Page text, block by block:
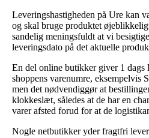
Leveringshastigheden på Ure kan
og skal bruge produktet
sandelig meningsfuldt at vi
leveringsdato på det aktuelle
En del online butikker giver 1 dags
shoppens varenumre, eksempelvis
men det nødvendiggør at
klokkeslæt, således at de har en
varer afsted forud for at de
Nogle netbutikker yder fragtfri